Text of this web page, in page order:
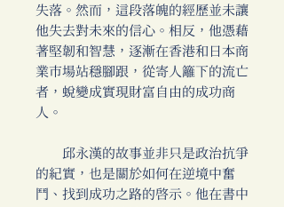
失落。然而，這段落魄的經歷並未讓
他失去對未來的信心。相反，他憑藉
著堅韌和智慧，逐漸在香港和日本商
業市場站穩腳跟，從寄人籬下的流亡
者，蛻變成實現財富自由的成功商
人。
邱永漢的故事並非只是政治抗爭
的紀實，也是關於如何在逆境中奮
鬥、找到成功之路的啟示。他在書中